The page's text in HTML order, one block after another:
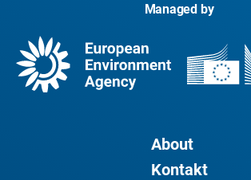
Managed by
About
Kontakt